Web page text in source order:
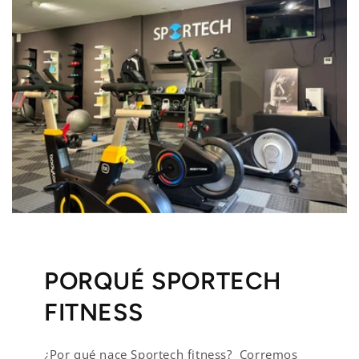
PORQUÉ SPORTECH
FITNESS
¿Por qué nace Sportech fitness? Corremos